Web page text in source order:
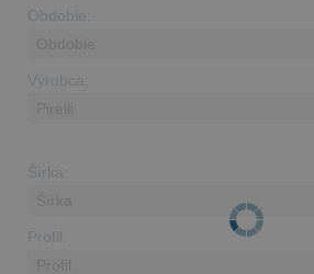
Obdobie:
Výrobca:
Šírka:
Profil: